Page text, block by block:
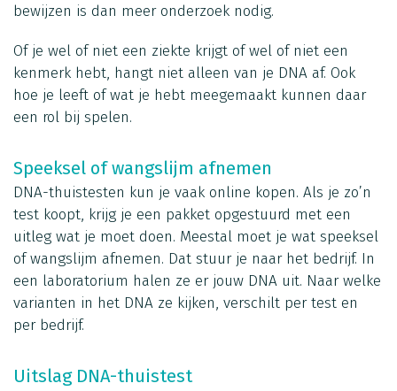
bewijzen is dan meer onderzoek nodig.
Of je wel of niet een ziekte krijgt of wel of niet een
kenmerk hebt, hangt niet alleen van je DNA af. Ook
hoe je leeft of wat je hebt meegemaakt kunnen daar
een rol bij spelen.
Speeksel of wangslijm afnemen
DNA-thuistesten kun je vaak online kopen. Als je zo’n
test koopt, krijg je een pakket opgestuurd met een
uitleg wat je moet doen. Meestal moet je wat speeksel
of wangslijm afnemen. Dat stuur je naar het bedrijf. In
een laboratorium halen ze er jouw DNA uit. Naar welke
varianten in het DNA ze kijken, verschilt per test en
per bedrijf.
Uitslag DNA-thuistest